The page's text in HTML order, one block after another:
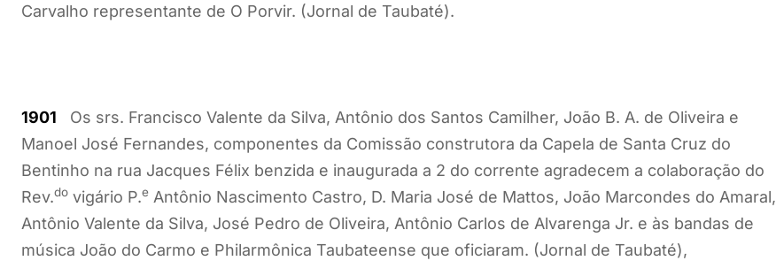
Carvalho representante de O Porvir. (Jornal de Taubaté).
1901 Os srs. Francisco Valente da Silva, Antônio dos Santos Camilher, João B. A. de Oliveira e
Manoel José Fernandes, componentes da Comissão construtora da Capela de Santa Cruz do
Bentinho na rua Jacques Félix benzida e inaugurada a 2 do corrente agradecem a colaboração do
Rev.do vigário P.e Antônio Nascimento Castro, D. Maria José de Mattos, João Marcondes do Amaral,
Antônio Valente da Silva, José Pedro de Oliveira, Antônio Carlos de Alvarenga Jr. e às bandas de
música João do Carmo e Philarmônica Taubateense que oficiaram. (Jornal de Taubaté),